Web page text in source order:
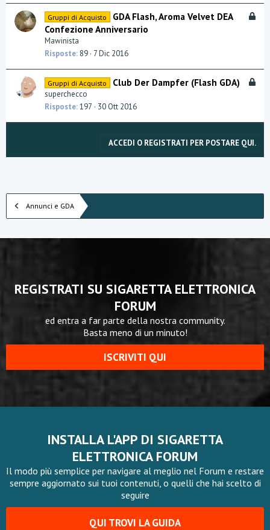
aB
a
t
Gruppi di Acquisto
GDA Flash, Aroma Velvet DEA
Confezione Anniversario
Mawinista
Risposte 89 7 Dic 2016
B
Gruppi di Acquisto Club Der Dampfer (Flash GDA)
superchecco
Risposte 197 30 Ott 2016
ACCEDI O REGISTRATI PER POSTARE QUI.
Annunci e GDA
REGISTRATI SU SIGARETTA ELETTRONICA
FORUM
ed entra a far parte della nostra community.
Basta meno di un minuto!
ISCRIVITI QUI
INSTALLA L'APP DI SIGARETTA
ELETTRONICA FORUM
Il modo più semplice per navigare al meglio nel Forum e restare
sempre aggiornato sui tuoi contenuti, o quelli che hai scelto di
seguire
QUI TROVI LA GUIDA